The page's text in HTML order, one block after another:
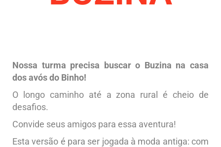
Nossa turma precisa buscar o Buzina na casa
dos avós do Binho!
O longo caminho até a zona rural é cheio de
desafios.
Convide seus amigos para essa aventura!
Esta versão é para ser jogada à moda antiga: com